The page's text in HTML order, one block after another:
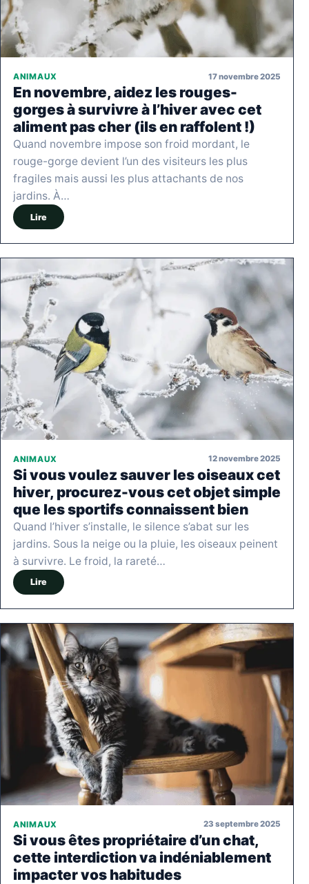
ANIMAUX 17 novembre 2025
En novembre, aidez les rouges-
gorges à survivre à l’hiver avec cet
aliment pas cher (ils en raffolent !)
Quand novembre impose son froid mordant, le
rouge-gorge devient l’un des visiteurs les plus
fragiles mais aussi les plus attachants de nos
jardins. À…
Lire
ANIMAUX 12 novembre 2025
Si vous voulez sauver les oiseaux cet
hiver, procurez-vous cet objet simple
que les sportifs connaissent bien
Quand l’hiver s’installe, le silence s’abat sur les
jardins. Sous la neige ou la pluie, les oiseaux peinent
à survivre. Le froid, la rareté…
Lire
ANIMAUX 23 septembre 2025
Si vous êtes propriétaire d’un chat,
cette interdiction va indéniablement
impacter vos habitudes